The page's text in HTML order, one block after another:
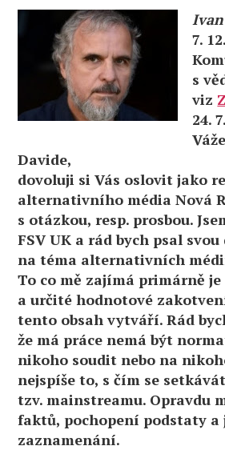
7.
s
viz
24.
Davide,
dovoluji si Vás oslovit jako
alternativního média Nová
s otázkou, resp. prosbou.
FSV UK a rád bych psal
na téma alternativních
To co mě zajímá primárně
a určité hodnotové
tento obsah vytváří. Rád
že má práce nemá být
nikoho soudit nebo na
nejspíše to, s čím se
tzv. mainstreamu. Opravdu
faktů, pochopení podstaty
zaznamenání.